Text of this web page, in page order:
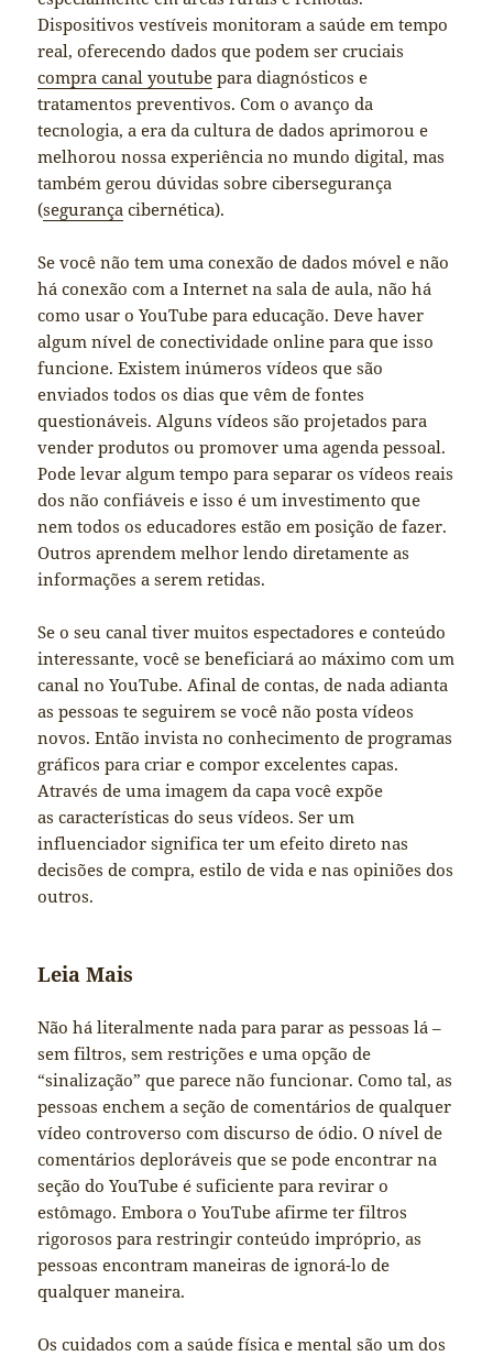
Dispositivos vestíveis monitoram a saúde em tempo
real, oferecendo dados que podem ser cruciais
compra canal youtube para diagnósticos e
tratamentos preventivos. Com o avanço da
tecnologia, a era da cultura de dados aprimorou e
melhorou nossa experiência no mundo digital, mas
também gerou dúvidas sobre cibersegurança
(segurança cibernética).
Se você não tem uma conexão de dados móvel e não
há conexão com a Internet na sala de aula, não há
como usar o YouTube para educação. Deve haver
algum nível de conectividade online para que isso
funcione. Existem inúmeros vídeos que são
enviados todos os dias que vêm de fontes
questionáveis. Alguns vídeos são projetados para
vender produtos ou promover uma agenda pessoal.
Pode levar algum tempo para separar os vídeos reais
dos não confiáveis ​​e isso é um investimento que
nem todos os educadores estão em posição de fazer.
Outros aprendem melhor lendo diretamente as
informações a serem retidas.
Se o seu canal tiver muitos espectadores e conteúdo
interessante, você se beneficiará ao máximo com um
canal no YouTube. Afinal de contas, de nada adianta
as pessoas te seguirem se você não posta vídeos
novos. Então invista no conhecimento de programas
gráficos para criar e compor excelentes capas.
Através de uma imagem da capa você expõe
as características do seus vídeos. Ser um
influenciador significa ter um efeito direto nas
decisões de compra, estilo de vida e nas opiniões dos
outros.
Leia Mais
Não há literalmente nada para parar as pessoas lá –
sem filtros, sem restrições e uma opção de
“sinalização” que parece não funcionar. Como tal, as
pessoas enchem a seção de comentários de qualquer
vídeo controverso com discurso de ódio. O nível de
comentários deploráveis ​​que se pode encontrar na
seção do YouTube é suficiente para revirar o
estômago. Embora o YouTube afirme ter filtros
rigorosos para restringir conteúdo impróprio, as
pessoas encontram maneiras de ignorá-lo de
qualquer maneira.
Os cuidados com a saúde física e mental são um dos